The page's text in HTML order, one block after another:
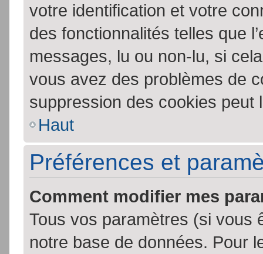
votre identification et votre
des fonctionnalités telles que
messages, lu ou non-lu, si
vous avez des problèmes de
suppression des cookies peut
Haut
Préférences et
Comment modifier mes
Tous vos paramètres (si vous
notre base de données. Pour